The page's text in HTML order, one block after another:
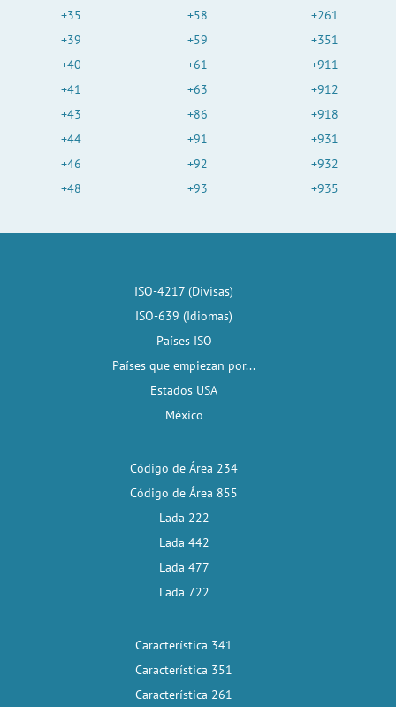
+35
+39
+40
+41
+43
+44
+46
+48
+58
+59
+61
+63
+86
+91
+92
+93
+261
+351
+911
+912
+918
+931
+932
+935
ISO-4217 (Divisas)
ISO-639 (Idiomas)
Países ISO
Países que empiezan por...
Estados USA
México
Código de Área 234
Código de Área 855
Lada 222
Lada 442
Lada 477
Lada 722
Característica 341
Característica 351
Característica 261